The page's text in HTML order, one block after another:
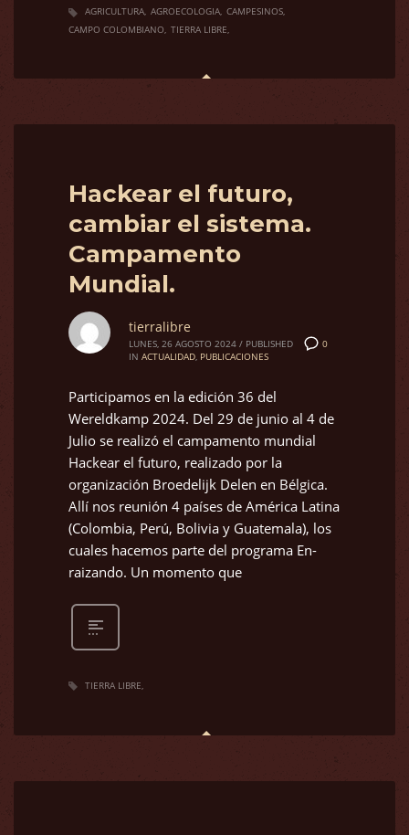
AGRICULTURA AGROECOLOGIA CAMPESINOS
CAMPO COLOMBIANO TIERRA LIBRE
Hackear el futuro,
cambiar el sistema.
Campamento
Mundial.
0
tierralibre
LUNES, 26 AGOSTO 2024 / PUBLISHED
IN ACTUALIDAD PUBLICACIONES
Participamos en la edición 36 del
Wereldkamp 2024. Del 29 de junio al 4 de
Julio se realizó el campamento mundial
Hackear el futuro, realizado por la
organización Broedelijk Delen en Bélgica.
Allí nos reunión 4 países de América Latina
(Colombia, Perú, Bolivia y Guatemala), los
cuales hacemos parte del programa En-
raizando. Un momento que
TIERRA LIBRE